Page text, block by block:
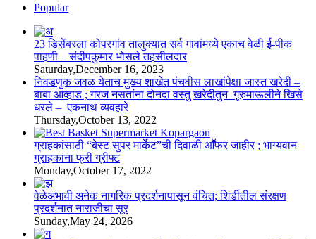
Popular
23 डिसेंबरला कोपरगांव तालुक्‍यात सर्व गावांमध्ये एकाच वेळी ई-पीक
पाहणी – संदीपकुमार भोसले तहसीलदार
Saturday,December 16, 2023
निवडणुक जवळ येताच मुख्य शाखेत पंचवीस लाखांपेक्षा जास्त खरेदी –
बाबा आव्हाड ; गरज नसतांना दोनदा वस्तु खरेदीतुन गूरुमाऊलीने खिसे
धरले – एकनाथ व्यवहारे
Thursday,October 13, 2022
ग्राहकांसाठी “बेस्ट सुपर मार्केट”ची दिवाळी आॕफर जाहीर ; भाग्यवान
ग्राहकांना फ्री ग्रीफ्ट
Monday,October 17, 2022
वेळेअभावी अनेक नागरिक प्रदर्शनापासून वंचित; शिर्डीतील संरक्षण
प्रदर्शनात नाराजीचा सूर
Sunday,May 24, 2026